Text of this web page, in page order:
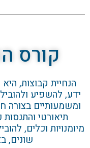
קורס
הנחיית קבוצות,
ידע, להשפיע
ומשמעותיים בצורה
תיאורטי
מיומנויות וכלים,
שונים,